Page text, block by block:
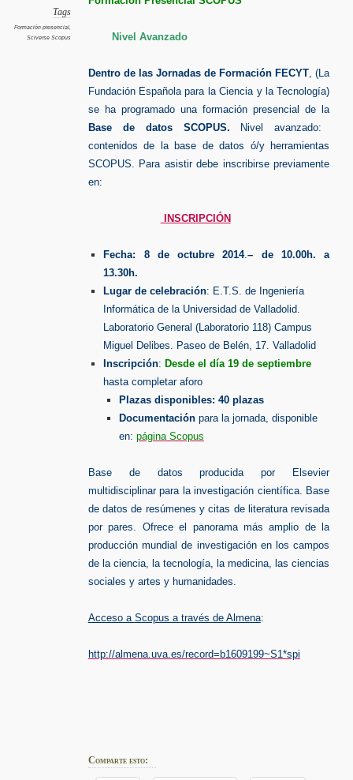
Tags
Formación presencial,
Sciverse Scopus
Nivel Avanzado
Dentro de las Jornadas de Formación FECYT , (La
Fundación Española para la Ciencia y la Tecnología)
se ha programado una formación presencial de la
Base de datos SCOPUS. Nivel avanzado:
contenidos de la base de datos ó/y herramientas
SCOPUS. Para asistir debe inscribirse previamente
en:
INSCRIPCIÓN
Fecha: 8 de octubre 2014.– de 10.00h. a
13.30h.
Lugar de celebración: E.T.S. de Ingeniería
Informática de la Universidad de Valladolid.
Laboratorio General (Laboratorio 118) Campus
Miguel Delibes. Paseo de Belén, 17. Valladolid
Inscripción:Desde el día 19 de septiembre
hasta completar aforo
Plazas disponibles: 40 plazas
Documentaciónpara la jornada, disponible
en: página Scopus
Base de datos producida por Elsevier
multidisciplinar para la investigación científica. Base
de datos de resúmenes y citas de literatura revisada
por pares. Ofrece el panorama más amplio de la
producción mundial de investigación en los campos
de la ciencia, la tecnología, la medicina, las ciencias
sociales y artes y humanidades.
Acceso a Scopus a través de Almena:
http://almena.uva.es/record=b1609199~S1*spi
Comparte esto: